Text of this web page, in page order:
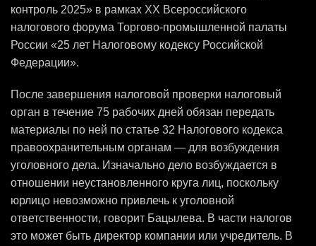
контроль 2025» в рамках XX Всероссийского
налогового форума Торгово-промышленной палаты
России «25 лет Налоговому кодексу Российской
Федерации».
После завершения налоговой проверки налоговый
орган в течение 75 рабочих дней обязан передать
материалы по ней по статье 32 Налогового кодекса
правоохранительным органам — для возбуждения
уголовного дела. Изначально дело возбуждается в
отношении неустановленного круга лиц, поскольку
юрлицо невозможно привлечь к уголовной
ответственности, говорит Бацылева. В части налогов
это может быть директор компании или учредитель. В